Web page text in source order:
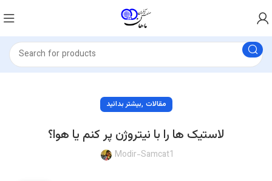
بیشتر بدانید, مقالات
لاستیک ها را با نیتروژن پر کنم یا هوا؟
Modir-Samcat1